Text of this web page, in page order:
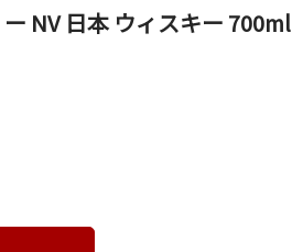
NV 日本 ウィスキー 700ml